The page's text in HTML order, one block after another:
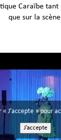
Caraïbe tant
que sur la
« J’accepte » pour
J’accepte